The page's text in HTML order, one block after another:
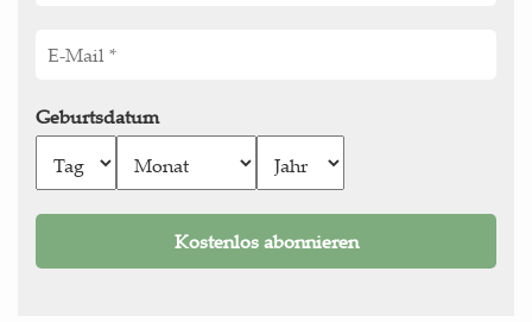
Geburtsdatum